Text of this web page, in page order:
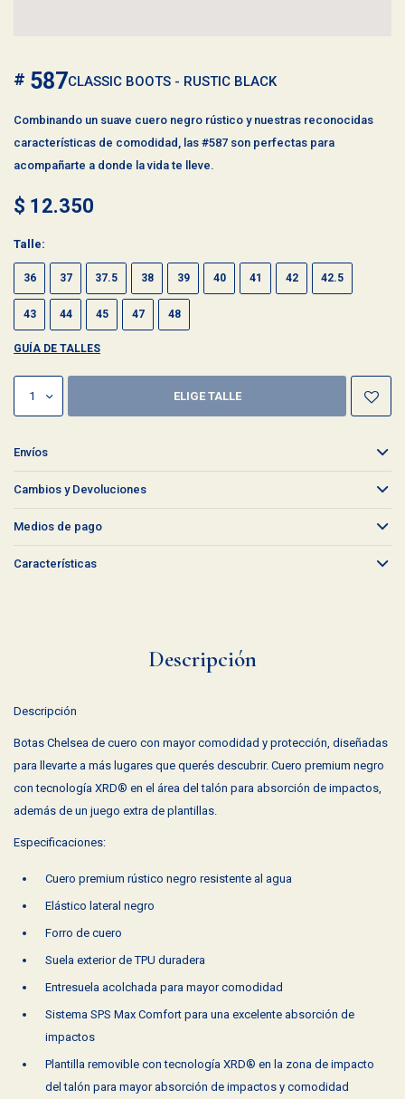
587CLASSIC BOOTS - RUSTIC BLACK
Combinando un suave cuero negro rústico y nuestras reconocidas
características de comodidad, las #587 son perfectas para
acompañarte a donde la vida te lleve.
$ 12.350
Talle:
36 37 37.5 38 39 40 41 42 42.5
43 44 45 47 48
GUÍA DE TALLES
1 ELIGE TALLE
Envíos
Cambios y Devoluciones
Medios de pago
Características
Descripción
Descripción
Botas Chelsea de cuero con mayor comodidad y protección, diseñadas
para llevarte a más lugares que querés descubrir. Cuero premium negro
con tecnología XRD® en el área del talón para absorción de impactos,
además de un juego extra de plantillas.
Especificaciones:
Cuero premium rústico negro resistente al agua
Elástico lateral negro
Forro de cuero
Suela exterior de TPU duradera
Entresuela acolchada para mayor comodidad
Sistema SPS Max Comfort para una excelente absorción de
impactos
Plantilla removible con tecnología XRD® en la zona de impacto
del talón para mayor absorción de impactos y comodidad